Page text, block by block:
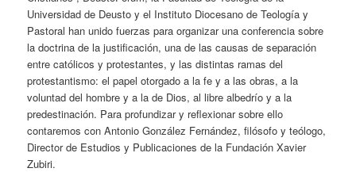
Universidad de Deusto y el Instituto Diocesano de Teología y
Pastoral han unido fuerzas para organizar una conferencia sobre
la doctrina de la justificación, una de las causas de separación
entre católicos y protestantes, y las distintas ramas del
protestantismo: el papel otorgado a la fe y a las obras, a la
voluntad del hombre y a la de Dios, al libre albedrío y a la
predestinación. Para profundizar y reflexionar sobre ello
contaremos con Antonio González Fernández, filósofo y teólogo,
Director de Estudios y Publicaciones de la Fundación Xavier
Zubiri.